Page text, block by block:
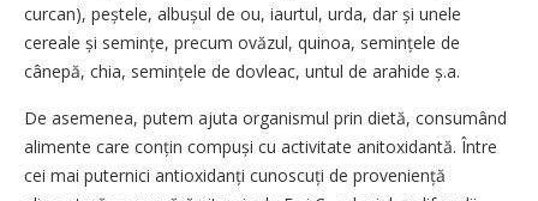
curcan), peștele, albușul de ou, iaurtul, urda, dar și unele
cereale și semințe, precum ovăzul, quinoa, semințele de
cânepă, chia, semințele de dovleac, untul de arahide ș.a.
De asemenea, putem ajuta organismul prin dietă, consumând
alimente care conțin compuși cu activitate anitoxidantă. Între
cei mai puternici antioxidanți cunos­cuți de proveniență